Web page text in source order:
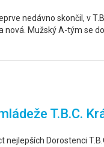
nedávno skončil, v
nová. Mužský A-tým se
T.B.C.
nejlepších Dorostenci